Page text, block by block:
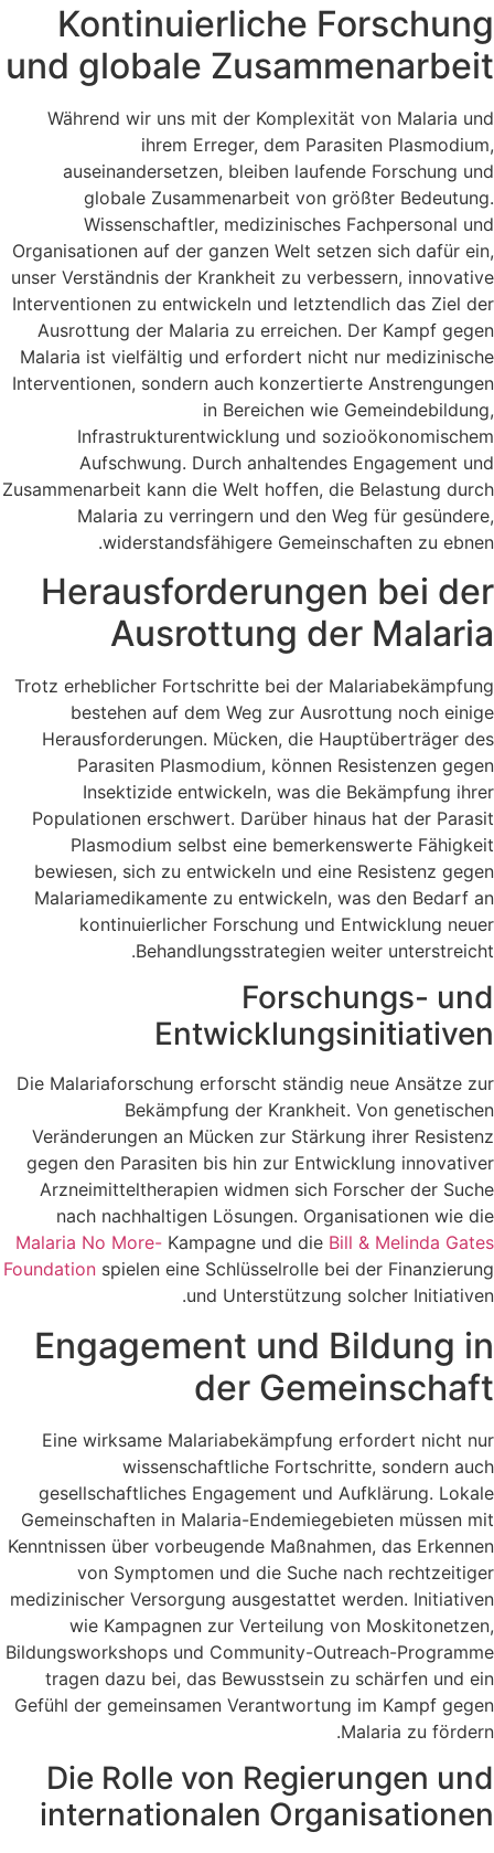
Kontinuierliche Forschung
und globale Zusammenarbeit
Während wir uns mit der Komplexität von Malaria und
ihrem Erreger, dem Parasiten Plasmodium,
auseinandersetzen, bleiben laufende Forschung und
globale Zusammenarbeit von größter Bedeutung.
Wissenschaftler, medizinisches Fachpersonal und
Organisationen auf der ganzen Welt setzen sich dafür ein,
unser Verständnis der Krankheit zu verbessern, innovative
Interventionen zu entwickeln und letztendlich das Ziel der
Ausrottung der Malaria zu erreichen. Der Kampf gegen
Malaria ist vielfältig und erfordert nicht nur medizinische
Interventionen, sondern auch konzertierte Anstrengungen
in Bereichen wie Gemeindebildung,
Infrastrukturentwicklung und sozioökonomischem
Aufschwung. Durch anhaltendes Engagement und
Zusammenarbeit kann die Welt hoffen, die Belastung durch
Malaria zu verringern und den Weg für gesündere,
widerstandsfähigere Gemeinschaften zu ebnen.
Herausforderungen bei der
Ausrottung der Malaria
Trotz erheblicher Fortschritte bei der Malariabekämpfung
bestehen auf dem Weg zur Ausrottung noch einige
Herausforderungen. Mücken, die Hauptüberträger des
Parasiten Plasmodium, können Resistenzen gegen
Insektizide entwickeln, was die Bekämpfung ihrer
Populationen erschwert. Darüber hinaus hat der Parasit
Plasmodium selbst eine bemerkenswerte Fähigkeit
bewiesen, sich zu entwickeln und eine Resistenz gegen
Malariamedikamente zu entwickeln, was den Bedarf an
kontinuierlicher Forschung und Entwicklung neuer
Behandlungsstrategien weiter unterstreicht.
Forschungs- und
Entwicklungsinitiativen
Die Malariaforschung erforscht ständig neue Ansätze zur
Bekämpfung der Krankheit. Von genetischen
Veränderungen an Mücken zur Stärkung ihrer Resistenz
gegen den Parasiten bis hin zur Entwicklung innovativer
Arzneimitteltherapien widmen sich Forscher der Suche
nach nachhaltigen Lösungen. Organisationen wie die
Malaria No More- Kampagne und die Bill & Melinda Gates
Foundation spielen eine Schlüsselrolle bei der Finanzierung
und Unterstützung solcher Initiativen.
Engagement und Bildung in
der Gemeinschaft
Eine wirksame Malariabekämpfung erfordert nicht nur
wissenschaftliche Fortschritte, sondern auch
gesellschaftliches Engagement und Aufklärung. Lokale
Gemeinschaften in Malaria-Endemiegebieten müssen mit
Kenntnissen über vorbeugende Maßnahmen, das Erkennen
von Symptomen und die Suche nach rechtzeitiger
medizinischer Versorgung ausgestattet werden. Initiativen
wie Kampagnen zur Verteilung von Moskitonetzen,
Bildungsworkshops und Community-Outreach-Programme
tragen dazu bei, das Bewusstsein zu schärfen und ein
Gefühl der gemeinsamen Verantwortung im Kampf gegen
Malaria zu fördern.
Die Rolle von Regierungen und
internationalen Organisationen